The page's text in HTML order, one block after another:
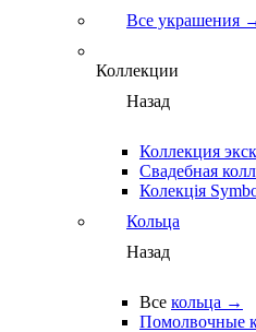
Все украшения
Коллекции
Назад
Коллекция
Свадебная
Колекція
Кольца
Назад
Все кольца →
Помолвочные